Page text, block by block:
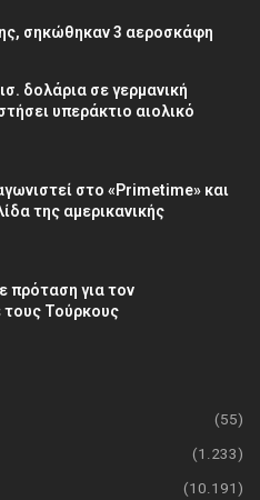
σηκώθηκαν 3 αεροσκάφη
δολάρια σε γερμανική
υπεράκτιο αιολικό
στο «Primetime» και
της αμερικανικής
πρόταση για τον
Τούρκους
(55)
(1.233)
(10.191)